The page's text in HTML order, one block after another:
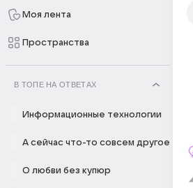
Моя лента
Пространства
В ТОПЕ НА ОТВЕТАХ
Информационные технологии
А сейчас что-то совсем другое
О любви без купюр